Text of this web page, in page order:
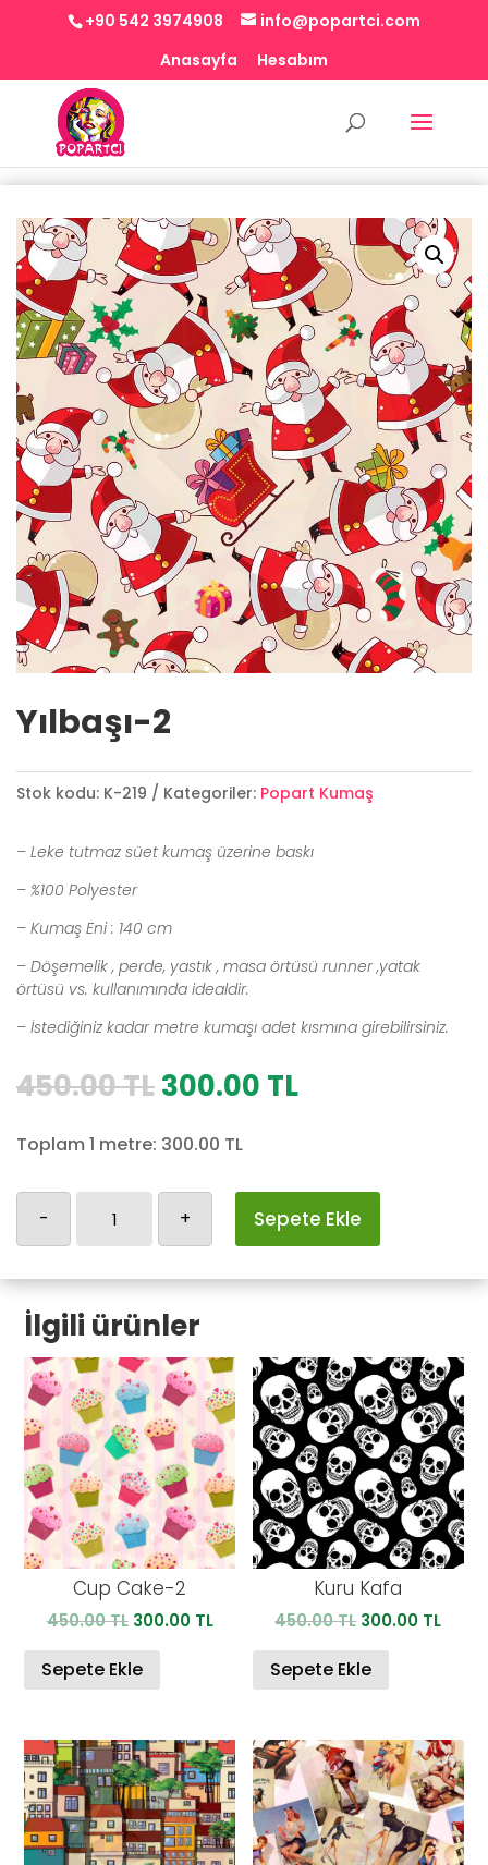
+90 542 3974908
info@popartci.com
Anasayfa
Hesabım
Yılbaşı-2
Stok kodu: K-219 Kategoriler: Popart Kumaş
– Leke tutmaz süet kumaş üzerine baskı
– %100 Polyester
– Kumaş Eni : 140 cm
– Döşemelik , perde, yastık , masa örtüsü runner ,yatak
örtüsü vs. kullanımında idealdir.
– İstediğiniz kadar metre kumaşı adet kısmına girebilirsiniz.
450.00TLOrijinal
450.00 TL.
300.00 TLŞu
Toplam 1 metre: 300.00 TL
- + Sepete Ekle
İlgili ürünler
Cup Cake-2
450.00TL Orijinal
450.00 TL.
300.00 TLŞu
300.00 TL.
Sepete Ekle
Kuru Kafa
450.00TL Orijinal
450.00 TL.
300.00 TLŞu
Sepete Ekle